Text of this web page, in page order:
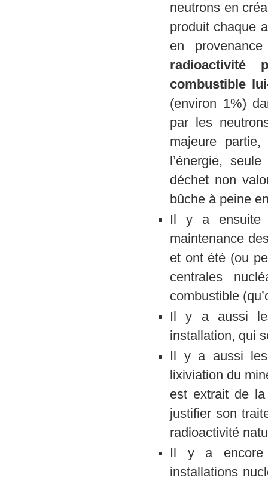
neutrons en
produit chaque
en
radioactivité
combustible
(environ 1%)
par les
majeure
l’énergie,
déchet non
bûche à peine
Il y a ensuite
maintenance
et ont été (ou
centrales
combustible
Il y a aussi
installation, qui
Il y a aussi les
lixiviation du
est extrait de
justifier son
radioactivité
Il y a encore
installations